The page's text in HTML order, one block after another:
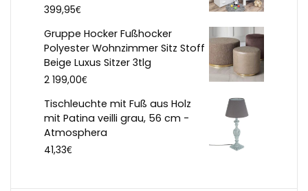
399,95€
Gruppe Hocker Fußhocker
Polyester Wohnzimmer Sitz Stoff
Beige Luxus Sitzer 3tlg
2 199,00€
Tischleuchte mit Fuß aus Holz
mit Patina veilli grau, 56 cm -
Atmosphera
41,33€